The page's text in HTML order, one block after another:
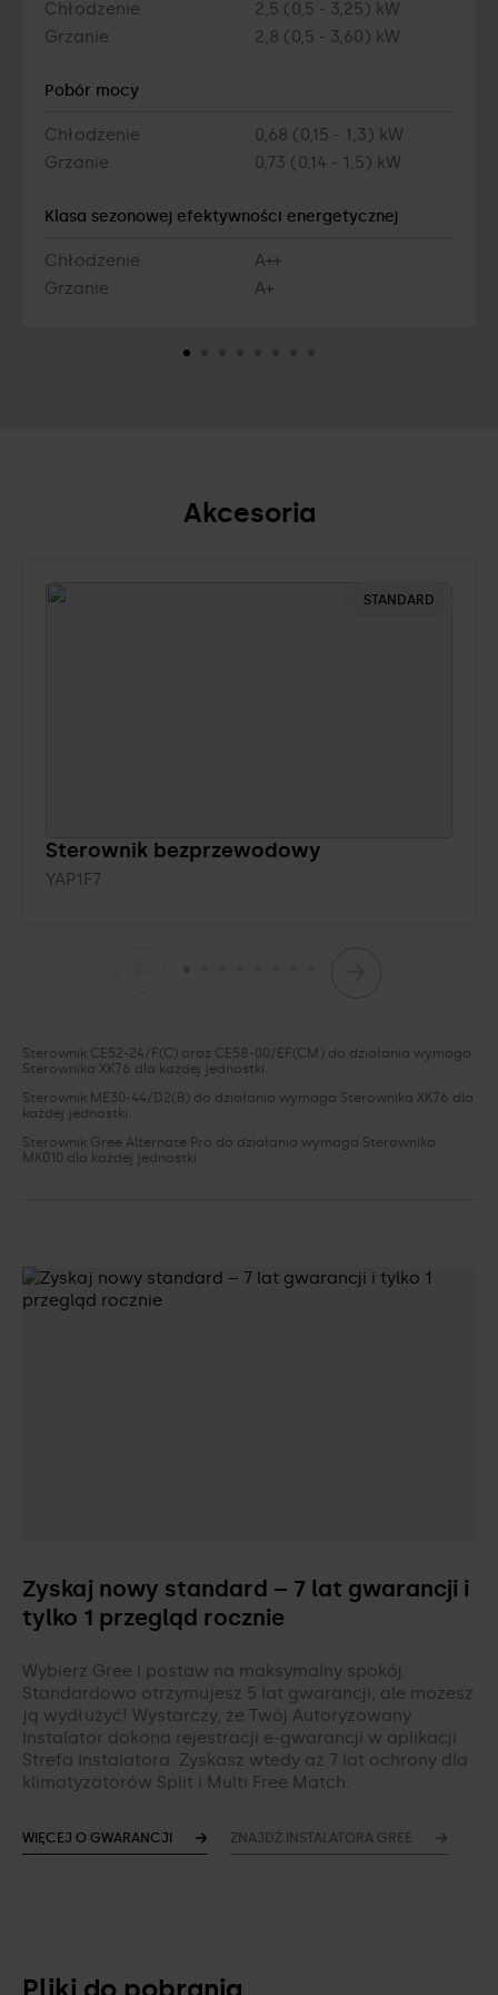
Chłodzenie
2,5 (0,5 - 3,25) kW
Grzanie
2,8 (0,5 - 3,60) kW
Pobór mocy
Chłodzenie
0,68 (0,15 - 1,3) kW
Grzanie
0,73 (0,14 - 1,5) kW
Klasa sezonowej efektywności energetycznej
Chłodzenie
A++
Grzanie
A+
Akcesoria
STANDARD
Sterownik bezprzewodowy
YAP1F7
Sterownik CE52-24/F(C) oraz CE58-00/EF(CM) do działania wymaga
Sterownika XK76 dla każdej jednostki.
Sterownik ME30-44/D2(B) do działania wymaga Sterownika XK76 dla
każdej jednostki.
Sterownik Gree Alternate Pro do działania wymaga Sterownika
MK010 dla każdej jednostki.
Zyskaj nowy standard – 7 lat gwarancji i
tylko 1 przegląd rocznie
Wybierz Gree i postaw na maksymalny spokój.
Standardowo otrzymujesz 5 lat gwarancji, ale możesz
ją wydłużyć! Wystarczy, że Twój Autoryzowany
Instalator dokona rejestracji e-gwarancji w aplikacji
Strefa Instalatora. Zyskasz wtedy aż 7 lat ochrony dla
klimatyzatorów Split i Multi Free Match.
WIĘCEJ O GWARANCJI ZNAJDŹ INSTALATORA GREE